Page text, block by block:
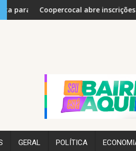
sábado
inscrições para 2ª Copa Feminina
GERAL POLÍTICA